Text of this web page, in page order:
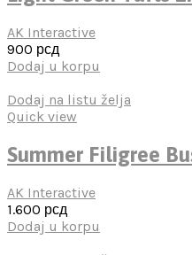
AK Interactive
900 рсд
Dodaj u korpu
Dodaj na listu želja
Quick view
Summer Filigree
AK Interactive
1.600 рсд
Dodaj u korpu